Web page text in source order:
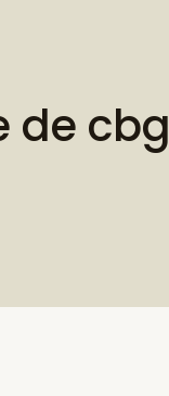
de cbg